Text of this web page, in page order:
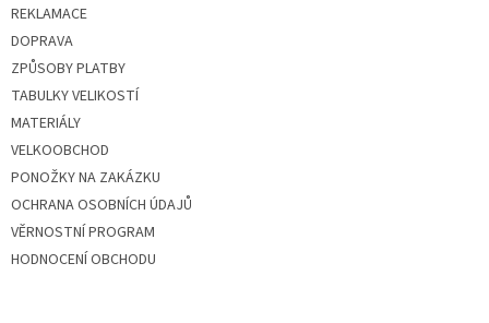
REKLAMACE
DOPRAVA
ZPŮSOBY PLATBY
TABULKY VELIKOSTÍ
MATERIÁLY
VELKOOBCHOD
PONOŽKY NA ZAKÁZKU
OCHRANA OSOBNÍCH ÚDAJŮ
VĚRNOSTNÍ PROGRAM
HODNOCENÍ OBCHODU